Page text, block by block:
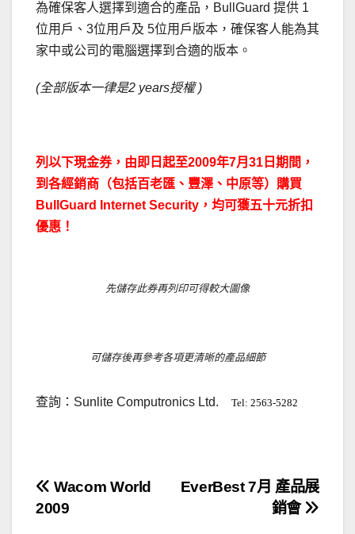
為確保客人選擇到適合的產品，BullGuard 提供 1
位用戶、3位用戶及 5位用戶版本，確保客人能為其
家中或公司的電腦選擇到合適的版本。
(全部版本一律是2 years授權 )
列以下現金券，由即日起至2009年7月31日期間，
到各經銷商（包括百老匯、豐澤、中原等）購買
BullGuard Internet Security，均可獲五十元折扣
優惠！
先儲存此券再列印可得較大圖像
可儲存後再參考各項更清晰的產品細節
查詢：Sunlite Computronics Ltd. Tel: 2563-5282
文
EverBest 7月 產品展
銷會
Wacom World
2009